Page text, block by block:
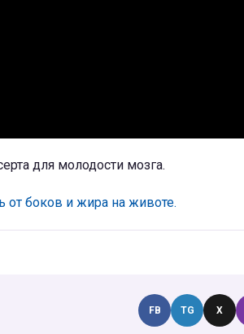
для молодости мозга.
от боков и жира на животе.
FB TG X